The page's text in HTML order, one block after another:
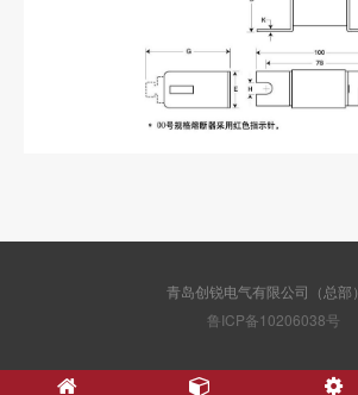
青岛创锐电气有限公司（总部）
鲁ICP备10206038号